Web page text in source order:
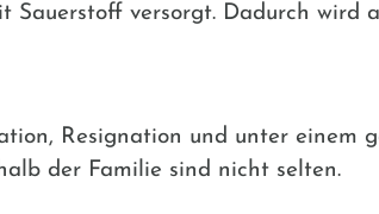
versorgt. Dadurch wird
Resignation und unter einem
der Familie sind nicht selten.